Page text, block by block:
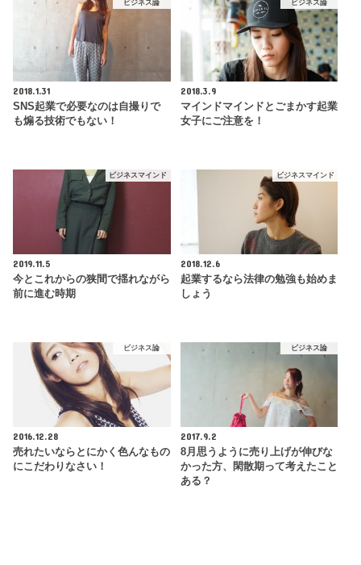
ビジネス論
2018.1.31
SNS起業で必要なのは自撮りで
も煽る技術でもない！
ビジネス論
2018.3.9
マインドマインドとごまかす起業
女子にご注意を！
ビジネスマインド
2019.11.5
今とこれからの狭間で揺れながら
前に進む時期
ビジネスマインド
2018.12.6
起業するなら法律の勉強も始めま
しょう
ビジネス論
2016.12.28
売れたいならとにかく色んなもの
にこだわりなさい！
ビジネス論
2017.9.2
8月思うように売り上げが伸びな
かった方、閑散期って考えたこと
ある？